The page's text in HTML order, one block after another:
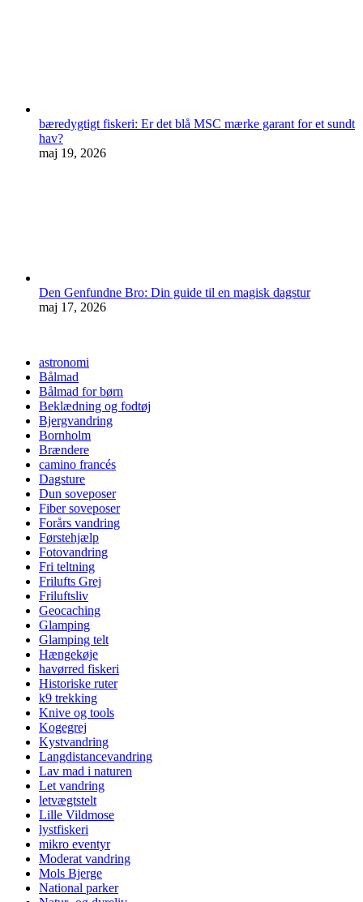
bæredygtigt fiskeri: Er det blå MSC mærke garant for et sundt
hav?
maj 19, 2026
Den Genfundne Bro: Din guide til en magisk dagstur
maj 17, 2026
astronomi
Bålmad
Bålmad for børn
Beklædning og fodtøj
Bjergvandring
Bornholm
Brændere
camino francés
Dagsture
Dun soveposer
Fiber soveposer
Forårs vandring
Førstehjælp
Fotovandring
Fri teltning
Frilufts Grej
Friluftsliv
Geocaching
Glamping
Glamping telt
Hængekøje
havørred fiskeri
Historiske ruter
k9 trekking
Knive og tools
Kogegrej
Kystvandring
Langdistancevandring
Lav mad i naturen
Let vandring
letvægtstelt
Lille Vildmose
lystfiskeri
mikro eventyr
Moderat vandring
Mols Bjerge
National parker